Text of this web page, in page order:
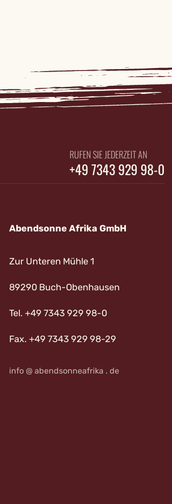
RUFEN SIE JEDERZEIT AN
+49 7343 929 98-0
Abendsonne Afrika GmbH
Zur Unteren Mühle 1
89290 Buch-Obenhausen
Tel. +49 7343 929 98-0
Fax. +49 7343 929 98-29
info @ abendsonneafrika . de